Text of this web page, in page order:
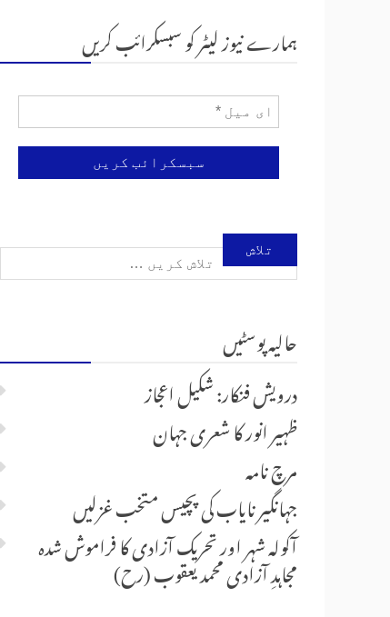
ہمارے نیوز لیٹر کو سبسکرائب کریں
تلاش
برائے:
حالیہ پوسٹیں
درویش فنکار: شکیل اعجاز
ظہیر انور کا شعری جہان
مرچ نامہ
جہانگیر نایاب کی پچیس متخب غزلیں
آکولہ شہر اور تحریک آزادی کا فراموش شدہ
مجاہدِ آزادی محمد یعقوب (رح)